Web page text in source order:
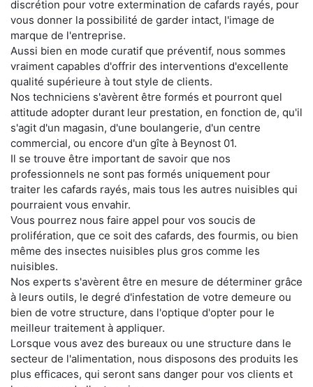
discrétion pour votre extermination de cafards rayés, pour
vous donner la possibilité de garder intact, l'image de
marque de l'entreprise.
Aussi bien en mode curatif que préventif, nous sommes
vraiment capables d'offrir des interventions d'excellente
qualité supérieure à tout style de clients.
Nos techniciens s'avèrent être formés et pourront quel
attitude adopter durant leur prestation, en fonction de, qu'il
s'agit d'un magasin, d'une boulangerie, d'un centre
commercial, ou encore d'un gîte à Beynost 01.
Il se trouve être important de savoir que nos
professionnels ne sont pas formés uniquement pour
traiter les cafards rayés, mais tous les autres nuisibles qui
pourraient vous envahir.
Vous pourrez nous faire appel pour vos soucis de
prolifération, que ce soit des cafards, des fourmis, ou bien
même des insectes nuisibles plus gros comme les
nuisibles.
Nos experts s'avèrent être en mesure de déterminer grâce
à leurs outils, le degré d'infestation de votre demeure ou
bien de votre structure, dans l'optique d'opter pour le
meilleur traitement à appliquer.
Lorsque vous avez des bureaux ou une structure dans le
secteur de l'alimentation, nous disposons des produits les
plus efficaces, qui seront sans danger pour vos clients et